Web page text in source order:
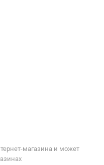
магазина и может